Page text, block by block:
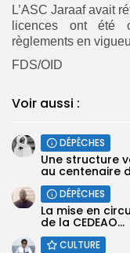
L’ASC Jaraaf avait
licences ont été
règlements en
FDS/OID
Voir aussi :
DÉPÊCHES
Une structure
au centenaire
DÉPÊCHES
La mise en
de la CEDEAO...
CULTURE